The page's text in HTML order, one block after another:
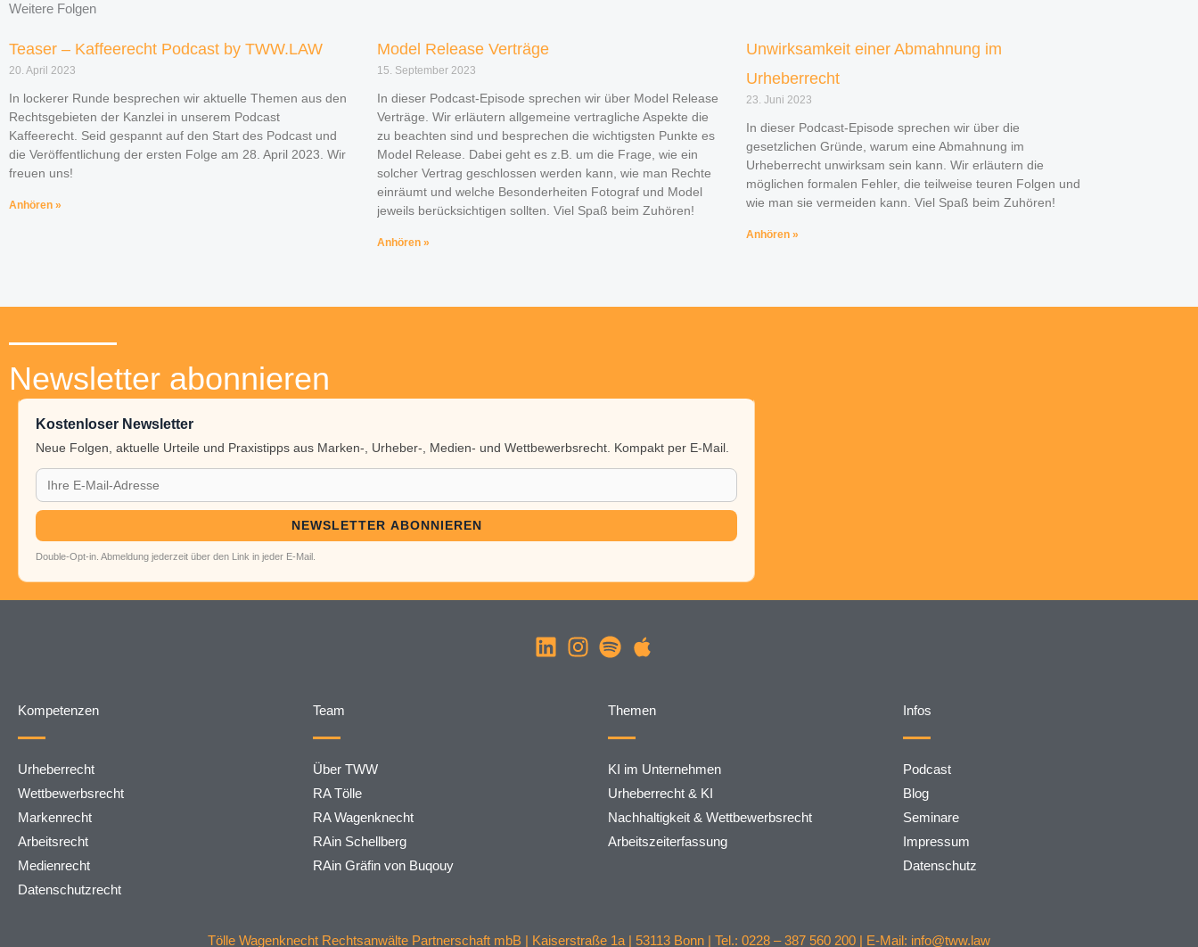
Weitere Folgen
Teaser – Kaffeerecht Podcast by TWW.LAW
20. April 2023
In lockerer Runde besprechen wir aktuelle Themen aus den
Rechtsgebieten der Kanzlei in unserem Podcast
Kaffeerecht. Seid gespannt auf den Start des Podcast und
die Veröffentlichung der ersten Folge am 28. April 2023. Wir
freuen uns!
Anhören »
Model Release Verträge
15. September 2023
In dieser Podcast-Episode sprechen wir über Model Release
Verträge. Wir erläutern allgemeine vertragliche Aspekte die
zu beachten sind und besprechen die wichtigsten Punkte es
Model Release. Dabei geht es z.B. um die Frage, wie ein
solcher Vertrag geschlossen werden kann, wie man Rechte
einräumt und welche Besonderheiten Fotograf und Model
jeweils berücksichtigen sollten. Viel Spaß beim Zuhören!
Anhören »
Unwirksamkeit einer Abmahnung im
Urheberrecht
23. Juni 2023
In dieser Podcast-Episode sprechen wir über die
gesetzlichen Gründe, warum eine Abmahnung im
Urheberrecht unwirksam sein kann. Wir erläutern die
möglichen formalen Fehler, die teilweise teuren Folgen und
wie man sie vermeiden kann. Viel Spaß beim Zuhören!
Anhören »
Newsletter abonnieren
Kostenloser Newsletter
Neue Folgen, aktuelle Urteile und Praxistipps aus Marken-, Urheber-, Medien- und Wettbewerbsrecht. Kompakt per E-Mail.
NEWSLETTER ABONNIEREN
Double-Opt-in. Abmeldung jederzeit über den Link in jeder E-Mail.
Kompetenzen
Urheberrecht
Wettbewerbsrecht
Markenrecht
Arbeitsrecht
Medienrecht
Datenschutzrecht
Team
Über TWW
RA Tölle
RA Wagenknecht
RAin Schellberg
RAin Gräfin von Buqouy
Themen
KI im Unternehmen
Urheberrecht & KI
Nachhaltigkeit & Wettbewerbsrecht
Arbeitszeiterfassung
Infos
Podcast
Blog
Seminare
Impressum
Datenschutz
Tölle Wagenknecht Rechtsanwälte Partnerschaft mbB | Kaiserstraße 1a | 53113 Bonn | Tel.: 0228 – 387 560 200 | E-Mail: info@tww.law